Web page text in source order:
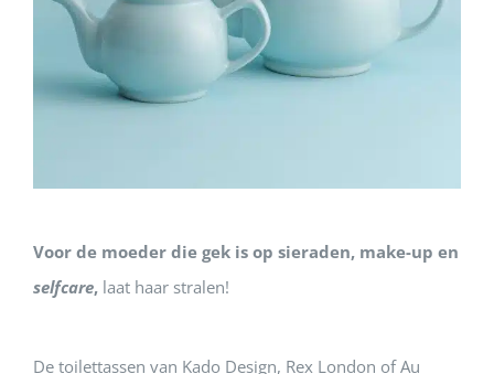
Voor de moeder die gek is op sieraden, make-up en
selfcare,laat haar stralen!
De toilettassen van Kado Design, Rex London of Au